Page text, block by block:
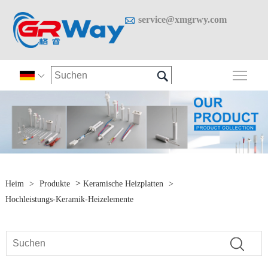
 service@xmgrwy.com
 
Heim > Produkte > Keramische Heizplatten
>
Hochleistungs-Keramik-Heizelemente